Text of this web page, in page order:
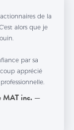
de la
alors que je
par sa
apprécié
MAT inc. —